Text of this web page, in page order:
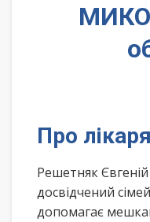
Про лікаря
Решетняк
досвідчений
допомагає